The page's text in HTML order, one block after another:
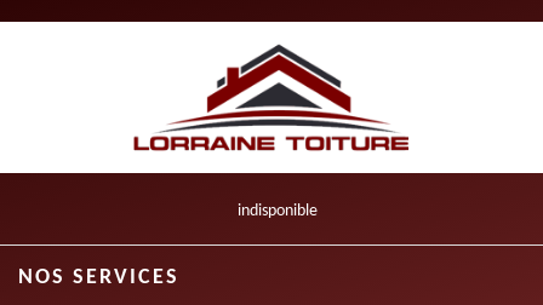
indisponible
NOS SERVICES